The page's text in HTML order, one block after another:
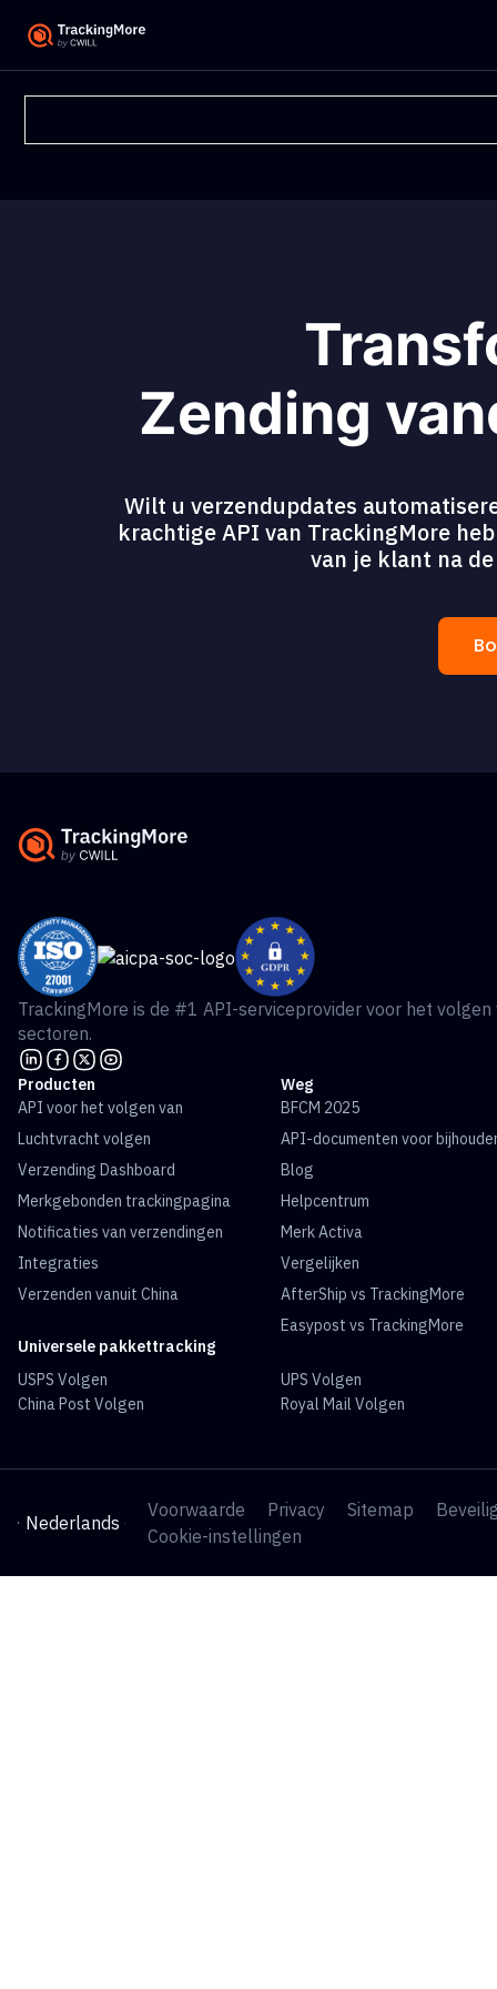
Zending
Wilt u verzendupdates
krachtige API van TrackingMore
van je klant na
TrackingMore is de #1 API-serviceprovider voor het
sectoren.
Producten
API voor het volgen van
Luchtvracht volgen
Verzending Dashboard
Merkgebonden trackingpagina
Notificaties van verzendingen
Integraties
Verzenden vanuit China
Weg
BFCM 2025
API-documenten voor
Blog
Helpcentrum
Merk Activa
Vergelijken
AfterShip vs TrackingMore
Easypost vs TrackingMore
Universele pakkettracking
USPS Volgen
UPS Volgen
China Post Volgen
Royal Mail Volgen
Nederlands
Voorwaarde Privacy Sitemap
Cookie-instellingen